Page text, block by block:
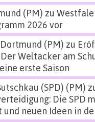
(PM) zu
2026 vor
(PM) zu
Weltacker am
erste Saison
(SPD) (PM)
Die SPD
neuen Ideen in